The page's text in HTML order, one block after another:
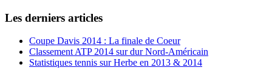
Les derniers articles
Coupe Davis 2014 : La finale de Coeur
Classement ATP 2014 sur dur Nord-Américain
Statistiques tennis sur Herbe en 2013 & 2014